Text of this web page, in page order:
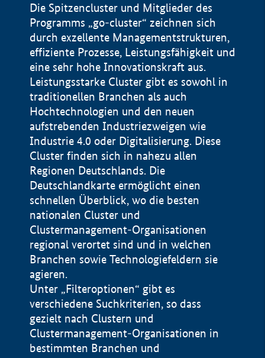
Die Spitzencluster und Mitglieder des
Programms „go-cluster“ zeichnen sich
durch exzellente Managementstrukturen,
effiziente Prozesse, Leistungsfähigkeit und
eine sehr hohe Innovationskraft aus.
Leistungsstarke Cluster gibt es sowohl in
traditionellen Branchen als auch
Hochtechnologien und den neuen
aufstrebenden Industriezweigen wie
Industrie 4.0 oder Digitalisierung. Diese
Cluster finden sich in nahezu allen
Regionen Deutschlands. Die
Deutschlandkarte ermöglicht einen
schnellen Überblick, wo die besten
nationalen Cluster und
Clustermanagement-Organisationen
regional verortet sind und in welchen
Branchen sowie Technologiefeldern sie
agieren.
Unter „Filteroptionen“ gibt es
verschiedene Suchkriterien, so dass
gezielt nach Clustern und
Clustermanagement-Organisationen in
bestimmten Branchen und
Impressum
Datenschutzerklärung
BMWE, 2026 ©
100 km © Geobasis-DE / BKG 2015